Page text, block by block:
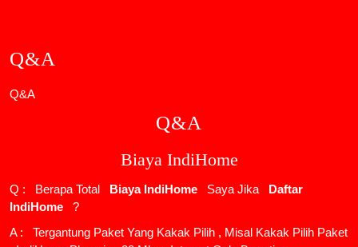
Q&A
Q&A
Q&A
Biaya IndiHome
Q : Berapa Total Biaya IndiHome Saya Jika
Daftar
IndiHome
?
A : Tergantung Paket Yang Kakak Pilih , Misal Kakak Pilih Paket